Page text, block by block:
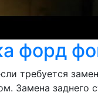
форд
требуется
Замена заднего